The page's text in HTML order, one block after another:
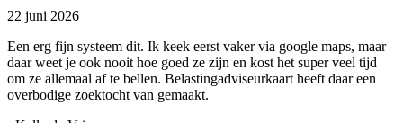
22 juni 2026
Een erg fijn systeem dit. Ik keek eerst vaker via google maps, maar
daar weet je ook nooit hoe goed ze zijn en kost het super veel tijd
om ze allemaal af te bellen. Belastingadviseurkaart heeft daar een
overbodige zoektocht van gemaakt.